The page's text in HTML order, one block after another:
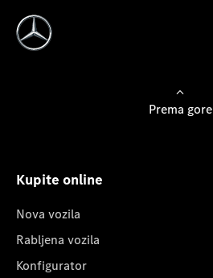
Prema gore
Kupite online
Nova vozila
Rabljena vozila
Konfigurator